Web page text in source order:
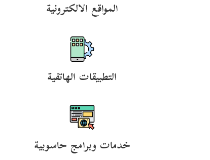
المواقع الالكترونية
التطبيقات الهاتفية
خدمات وبرامج حاسوبية